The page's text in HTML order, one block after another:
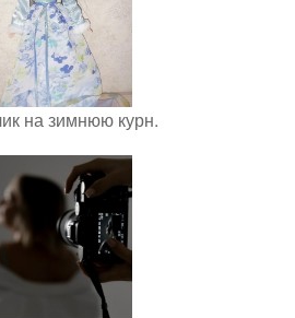
на зимнюю курн.